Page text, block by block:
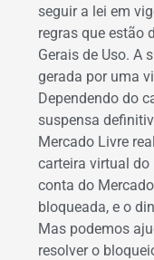
seguir a lei em
regras que estão
Gerais de Uso. A
gerada por uma
Dependendo do
suspensa
Mercado Livre
carteira virtual do
conta do
bloqueada, e o
Mas podemos
resolver o